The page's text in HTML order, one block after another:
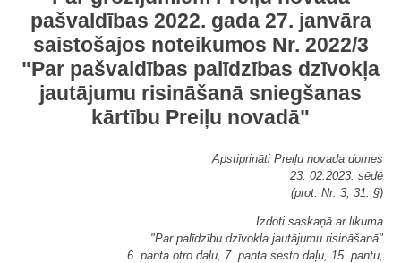
pašvaldības 2022. gada 27. janvāra
saistošajos noteikumos Nr. 2022/3
"Par pašvaldības palīdzības dzīvokļa
jautājumu risināšanā sniegšanas
kārtību Preiļu novadā"
Apstiprināti Preiļu novada domes
23. 02.2023. sēdē
(prot. Nr. 3; 31. §)
Izdoti saskaņā ar likuma
"Par palīdzību dzīvokļa jautājumu risināšanā"
6. panta otro daļu, 7. panta sesto daļu, 15. pantu,